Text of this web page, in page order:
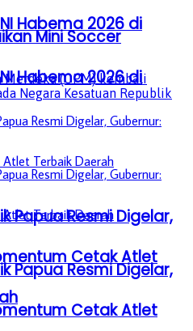
Habema 2026 di
Papua Resmi Digelar,
Cetak Atlet
Mini Soccer
Habema 2026 di
Papua Resmi Digelar,
Cetak Atlet